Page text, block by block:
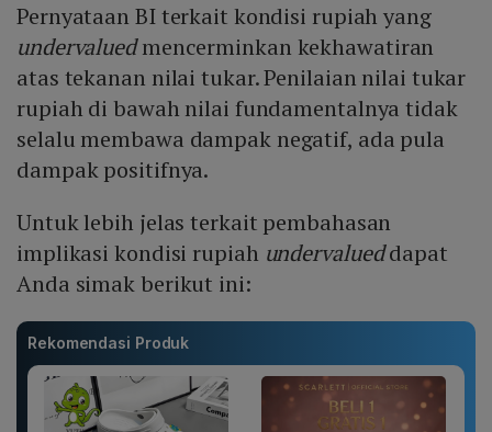
Pernyataan BI terkait kondisi rupiah yang
undervaluedmencerminkan kekhawatiran
atas tekanan nilai tukar. Penilaian nilai tukar
rupiah di bawah nilai fundamentalnya tidak
selalu membawa dampak negatif, ada pula
dampak positifnya.
Untuk lebih jelas terkait pembahasan
implikasi kondisi rupiah undervalueddapat
Anda simak berikut ini:
Rekomendasi Produk